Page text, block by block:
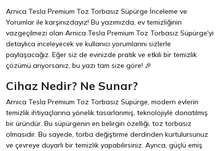
Arnica Tesla Premium Toz Torbasız Süpürge İnceleme ve
Yorumlar ile karşınızdayız! Bu yazımızda, ev temizliğinin
vazgeçilmezi olan Arnica Tesla Premium Toz Torbasız Süpürge'yi
detaylıca inceleyecek ve kullanıcı yorumlarını sizlerle
paylaşacağız. Eğer siz de evinizde pratik ve etkili bir temizlik
çözümü arıyorsanız, bu yazı tam size göre! 🎉
Cihaz Nedir? Ne Sunar?
Arnica Tesla Premium Toz Torbasız Süpürge, modern evlerin
temizlik ihtiyaçlarına yönelik tasarlanmış, teknolojiyle donatılmış
bir üründür. Bu süpürgenin en belirgin özelliği, toz torbasız
olmasıdır. Bu sayede, torba değiştirme derdinden kurtulursunuz
ve çevreye duyarlı bir temizlik yapabilirsiniz. Ayrıca, güçlü emiş